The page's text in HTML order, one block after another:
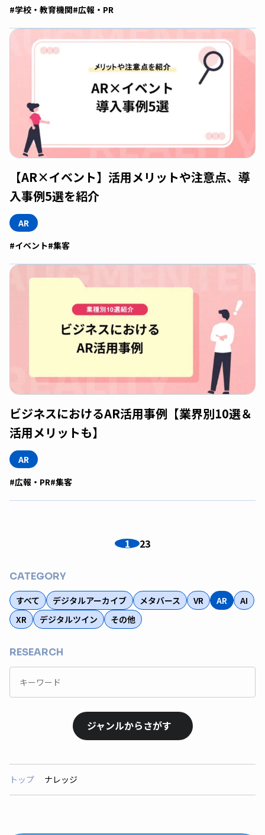
#学校・教育機関#広報・PR
【AR×イベント】活用メリットや注意点、導
入事例5選を紹介
AR
#イベント#集客
ビジネスにおけるAR活用事例【業界別10選＆
活用メリットも】
AR
#広報・PR#集客
1 23
CATEGORY
すべて デジタルアーカイブ メタバース VR AR
AI
XR
デジタルツイン その他
RESEARCH
ジャンルからさがす
トップ ナレッジ